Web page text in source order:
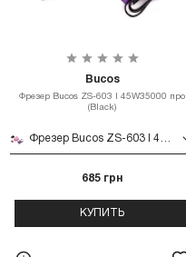
Bucos
Фрезер Bucos ZS-603 l 45W35000 про
(Black)
Фрезер Bucos ZS-603 l 45W35000 про (Black)
685 грн
КУПИТЬ